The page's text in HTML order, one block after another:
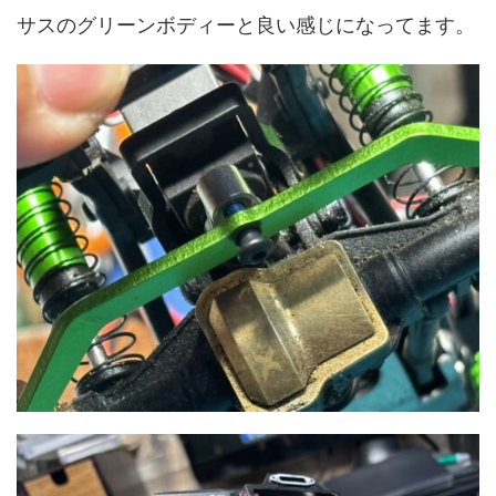
サスのグリーンボディーと良い感じになってます。